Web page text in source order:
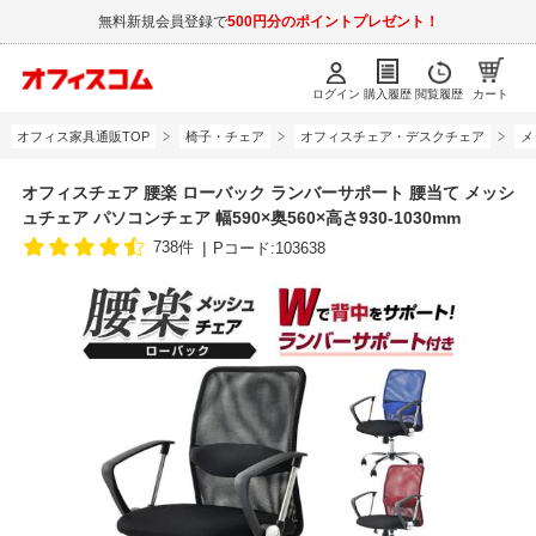
無料新規会員登録で500円分のポイントプレゼント！
ログイン 購入履歴 閲覧履歴 カート
オフィス家具通販TOP 椅子・チェア オフィスチェア・デスクチェア
オフィスチェア 腰楽 ローバック ランバーサポート 腰当て メッシ
ュチェア パソコンチェア 幅590×奥560×高さ930-1030mm
738件 Pコード:103638